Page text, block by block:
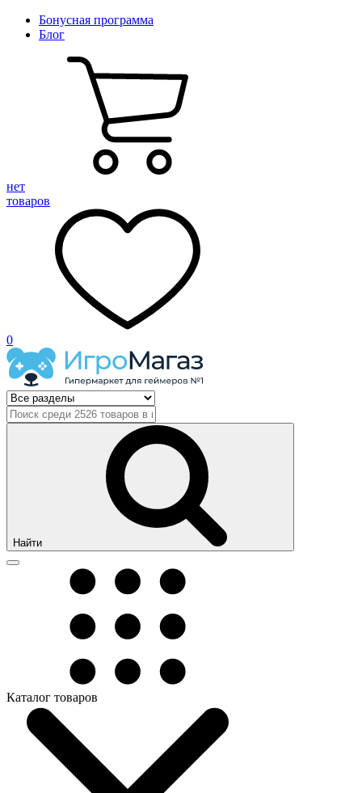
Бонусная программа
Блог
нет
товаров
0
Найти
Каталог товаров